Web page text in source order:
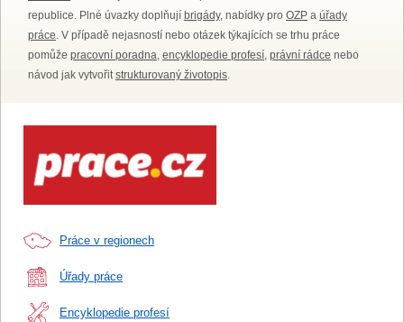
republice. Plné úvazky doplňují brigády, nabídky pro OZP a úřady
práce. V případě nejasností nebo otázek týkajících se trhu práce
pomůže pracovní poradna, encyklopedie profesí, právní rádce nebo
návod jak vytvořitstrukturovaný životopis.
Práce v regionech
Úřady práce
Encyklopedie profesí